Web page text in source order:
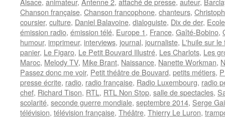
Chanson française, Chanson francophone, chanteurs,
coursier, culture, Daniel Balavoine, dialoguiste, Dix de der,
émission radio, émission télé, Europe 1, France, Gaîté-Bobino,
humour, imprimeur, interviews, journal, journaliste, L'huile sur le
panier, Le Figaro, Le Petit Bouvard Illustré, Les Charlots, Les
Maroc, Melody TV, Mike Brant, Naissance, Nanette Workman,
Passez donc me voir, Petit théâtre de Bouvard, petits métiers,
presse écrite, radio, radio française, Radio Luxembourg, radio
chef, Richard Tison, RTL , RTL Non Stop, salle de spectacles,
scolarité, seconde guerre mondiale, septembre 2014, Serge
télévision, télévision française, Théâtre, Thierry Le Luron,